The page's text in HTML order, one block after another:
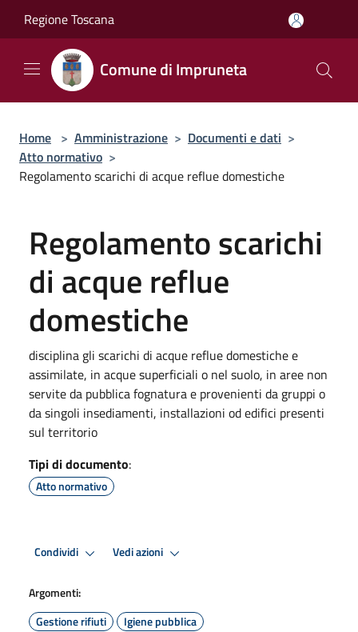
Regione Toscana
Comune di Impruneta
Home > Amministrazione > Documenti e dati >
Atto normativo >
Regolamento scarichi di acque reflue domestiche
Regolamento scarichi
di acque reflue
domestiche
disciplina gli scarichi di acque reflue domestiche e
assimilate, in acque superficiali o nel suolo, in aree non
servite da pubblica fognatura e provenienti da gruppi o
da singoli insediamenti, installazioni od edifici presenti
sul territorio
Tipi di documento:
Atto normativo
Condividi Vedi azioni
Argomenti:
Gestione rifiuti
Igiene pubblica